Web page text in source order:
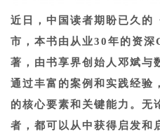
近日，中国读者期盼已久的
市，本书由从业30年的资
著，由书享界创始人邓斌与
通过丰富的案例和实践经验
的核心要素和关键能力。无
者，都可以从中获得启发和